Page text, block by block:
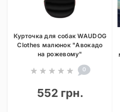
Курточка для собак WAUDOG
Clothes малюнок "Авокадо
на рожевому"
0
552 грн.